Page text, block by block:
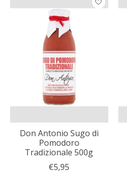
Don Antonio Sugo di
Pomodoro
Tradizionale 500g
€5,95